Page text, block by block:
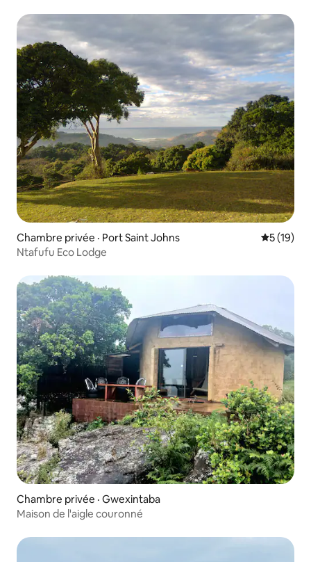
Chambre privée · Port Saint Johns Note
5 (19)
Ntafufu Eco Lodge
Chambre privée · Gwexintaba
Maison de l'aigle couronné